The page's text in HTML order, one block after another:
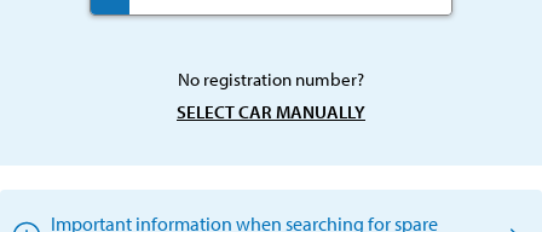
No registration number?
SELECT CAR MANUALLY
Important information when searching for spare